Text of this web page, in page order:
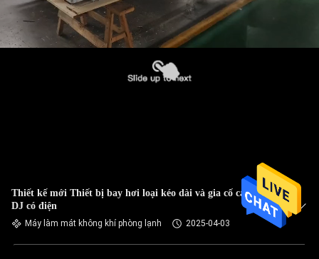
Thiết kế mới Thiết bị bay hơi loại kéo dài và gia cố cao của
DJ có điện
Máy làm mát không khí phòng lạnh 2025-04-03